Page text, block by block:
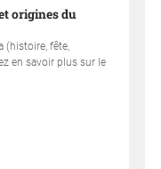
origines du
(histoire, fête,
en savoir plus sur le